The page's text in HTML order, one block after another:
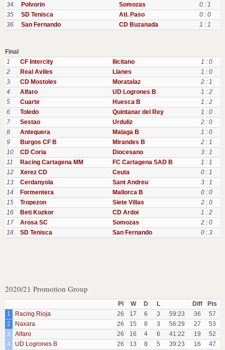
34
Polvorin Somozas
0 : 1
35
SD Tenisca Atl. Paso
0 : 0
36
San Fernando CD Buzanada 1 : 1
Final
1
CF Intercity Ilicitano
1 : 0
2
Real Aviles Llanes
1 : 0
3
CD Mostoles Moratalaz
2 : 1
4
Alfaro UD Logrones B
1 : 2
5
Cuarte Huesca B
1 : 2
6
Toledo Quintanar del Rey
1 : 0
7
Sestao Urduliz
2 : 0
8
Antequera Malaga B
1 : 0
9
Burgos CF B Mirandes B
2 : 1
10
CD Coria Diocesano
3 : 1
11
Racing Cartagena MM FC Cartagena SAD B
1 : 1
12
Xerez CD Ceuta
0 : 1
13
Cerdanyola Sant Andreu
3 : 1
14
Formentera Mallorca B
0 : 0
15
Tropezon Siete Villas
2 : 0
16
Beti Kozkor CD Ardoi
1 : 2
17
Arosa SC Somozas
2 : 0
18
SD Tenisca San Fernando 0 : 3
2020/21 Promotion Group
Pl W D L Diff
Pts
1
Racing Rioja 26 17 6 3 59:23 36
57
2
Naxara 26 15 8 3 56:29 27
53
3
Alfaro 26 16 4 6 41:22 19
52
4
UD Logrones B 26 13 8 5 39:23 16
47